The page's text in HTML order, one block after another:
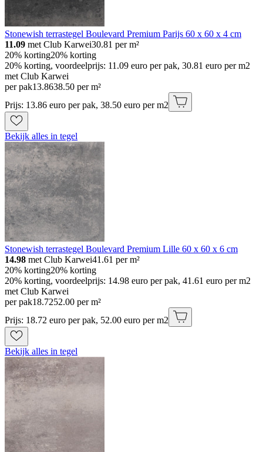
Stonewish terrastegel Boulevard Premium Parijs 60 x 60 x 4 cm
11.09 met Club Karwei30.81 per m²
20% korting20% korting
20% korting, voordeelprijs: 11.09 euro per pak, 30.81 euro per m2
met Club Karwei
per pak13.8638.50 per m²
Prijs: 13.86 euro per pak, 38.50 euro per m2
Bekijk alles in tegel
Stonewish terrastegel Boulevard Premium Lille 60 x 60 x 6 cm
14.98 met Club Karwei41.61 per m²
20% korting20% korting
20% korting, voordeelprijs: 14.98 euro per pak, 41.61 euro per m2
met Club Karwei
per pak18.7252.00 per m²
Prijs: 18.72 euro per pak, 52.00 euro per m2
Bekijk alles in tegel